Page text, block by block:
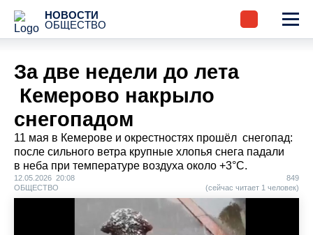
НОВОСТИ
ОБЩЕСТВО
За две недели до лета
Кемерово накрыло
снегопадом
11 мая в Кемерове и окрестностях прошёл снегопад:
после сильного ветра крупные хлопья снега падали
в неба при температуре воздуха около +3°C.
12.05.2026 20:08
ОБЩЕСТВО
849
(сейчас читает 1 человек)